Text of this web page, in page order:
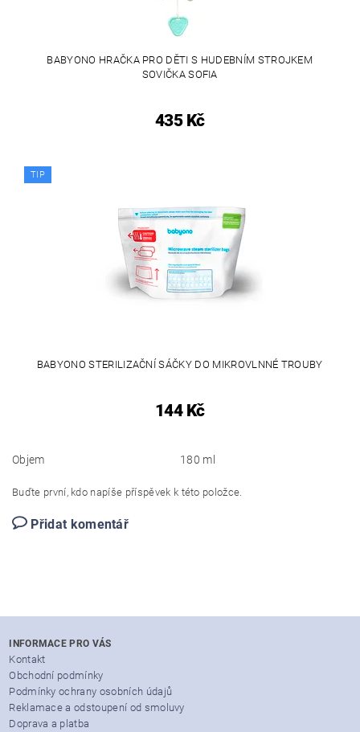
BABYONO HRAČKA PRO DĚTI S HUDEBNÍM STROJKEM
SOVIČKA SOFIA
435 Kč
TIP
BABYONO STERILIZAČNÍ SÁČKY DO MIKROVLNNÉ TROUBY
144 Kč
Objem 180 ml
Buďte první, kdo napíše příspěvek k této položce.
Přidat komentář
INFORMACE PRO VÁS
Kontakt
Obchodní podmínky
Podmínky ochrany osobních údajů
Reklamace a odstoupení od smoluvy
Doprava a platba